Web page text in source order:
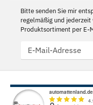
Bitte senden Sie mir
regelmäßig und
Produktsortiment per E-